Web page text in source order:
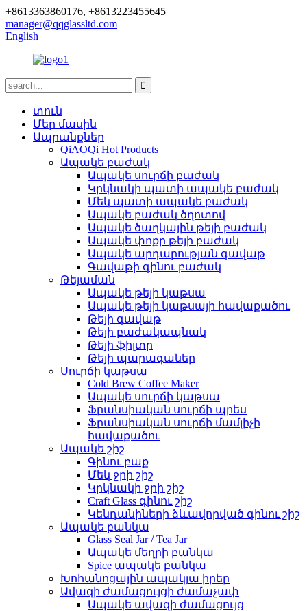
+8613363860176, +8613223455645
manager@qqglassltd.com
English
տուն
Մեր մասին
Ապրանքներ
QiAOQi Hot Products
Ապակե բաժակ
Ապակե սուրճի բաժակ
Կրկնակի պատի ապակե բաժակ
Մեկ պատի ապակե բաժակ
Ապակե բաժակ ծղոտով
Ապակե ծաղկային թեյի բաժակ
Ապակե փոքր թեյի բաժակ
Ապակե արդարության գավաթ
Գավաթի գինու բաժակ
Թեյաման
Ապակե թեյի կաթսա
Ապակե թեյի կաթսայի հավաքածու
Թեյի գավաթ
Թեյի բաժակապնակ
Թեյի ֆիլտր
Թեյի պարագաներ
Սուրճի կաթսա
Cold Brew Coffee Maker
Ապակե սուրճի կաթսա
Ֆրանսիական սուրճի պրես
Ֆրանսիական սուրճի մամլիչի
հավաքածու
Ապակե շիշ
Գինու բաք
Մեկ ջրի շիշ
Կրկնակի ջրի շիշ
Craft Glass գինու շիշ
Կենդանիների ձևավորված գինու շիշ
Ապակե բանկա
Glass Seal Jar / Tea Jar
Ապակե մեղրի բանկա
Spice ապակե բանկա
Խոհանոցային ապակյա իրեր
Ավազի ժամացույցի ժամաչափ
Ապակե ավազի ժամացույց